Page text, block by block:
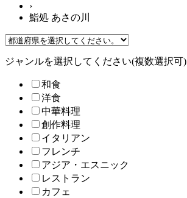
›
鮨処 あさの川
ジャンルを選択してください(複数選択可)
和食
洋食
中華料理
創作料理
イタリアン
フレンチ
アジア・エスニック
レストラン
カフェ